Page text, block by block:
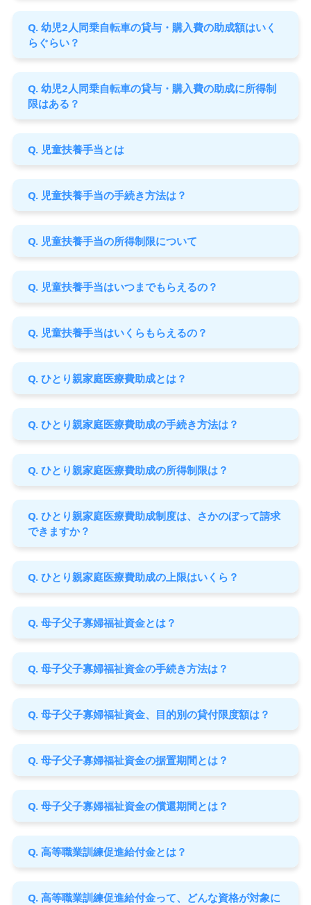
Q. 幼児2人同乗自転車の貸与・購入費の助成額はいく
らぐらい？
Q. 幼児2人同乗自転車の貸与・購入費の助成に所得制
限はある？
Q. 児童扶養手当とは
Q. 児童扶養手当の手続き方法は？
Q. 児童扶養手当の所得制限について
Q. 児童扶養手当はいつまでもらえるの？
Q. 児童扶養手当はいくらもらえるの？
Q. ひとり親家庭医療費助成とは？
Q. ひとり親家庭医療費助成の手続き方法は？
Q. ひとり親家庭医療費助成の所得制限は？
Q. ひとり親家庭医療費助成制度は、さかのぼって請求
できますか？
Q. ひとり親家庭医療費助成の上限はいくら？
Q. 母子父子寡婦福祉資金とは？
Q. 母子父子寡婦福祉資金の手続き方法は？
Q. 母子父子寡婦福祉資金、目的別の貸付限度額は？
Q. 母子父子寡婦福祉資金の据置期間とは？
Q. 母子父子寡婦福祉資金の償還期間とは？
Q. 高等職業訓練促進給付金とは？
Q. 高等職業訓練促進給付金って、どんな資格が対象に